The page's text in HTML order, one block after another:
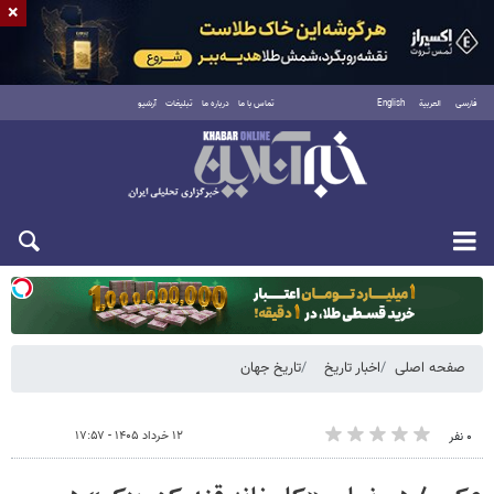
فارسی العربية English تماس با ما درباره ما تبلیغات آرشیو
دوشنبه ۱۹ مرداد ۱۴۰۵
صفحه اصلی اخبار تاریخ تاریخ جهان
۰ نفر ۱۲ خرداد ۱۴۰۵ - ۱۷:۵۷
×